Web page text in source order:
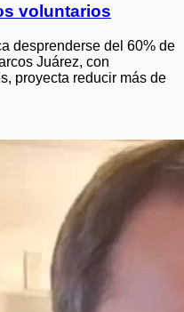
voluntarios
desprenderse del 60% de
Juárez, con
proyecta reducir más de